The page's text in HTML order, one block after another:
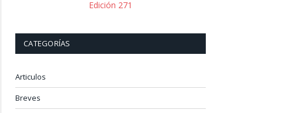
Edición 271
CATEGORÍAS
Articulos
Breves